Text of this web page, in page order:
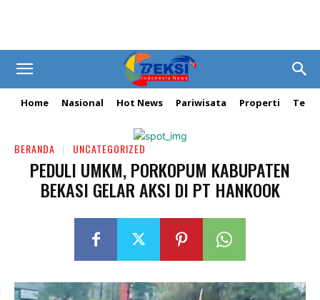
Home Nasional Hot News Pariwisata Properti
BERANDA UNCATEGORIZED
PEDULI UMKM, PORKOPUM KABUPATEN
BEKASI GELAR AKSI DI PT HANKOOK